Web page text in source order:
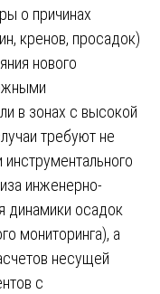
о причинах
кренов, просадок)
нового
в зонах с высокой
требуют не
инструментального
инженерно-
динамики осадок
мониторинга), а
несущей
с